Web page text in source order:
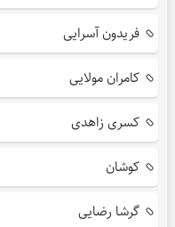
فریدون آسرایی
کامران مولایی
کسری زاهدی
کوشان
گرشا رضایی